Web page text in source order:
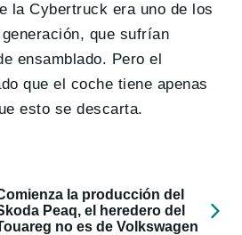
la Cybertruck era uno de los
que sufrían
ensamblado. Pero el
que el coche tiene apenas
esto se descarta.
la producción del
Peaq, el heredero del
no es de Volkswagen